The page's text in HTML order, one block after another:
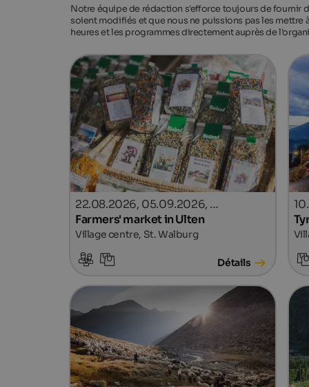
Notre équipe de rédaction s'efforce toujours de fournir
soient modifiés et que nous ne puissions pas les mettre
heures et les programmes directement auprès de
22.08.2026, 05.09.2026, …
Farmers' market in Ulten
Village centre, St. Walburg
Détails